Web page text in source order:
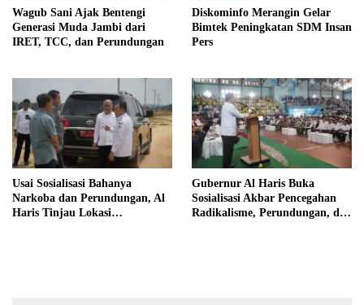
Wagub Sani Ajak Bentengi
Generasi Muda Jambi dari
IRET, TCC, dan Perundungan
Diskominfo Merangin Gelar
Bimtek Peningkatan SDM Insan
Pers
Usai Sosialisasi Bahanya
Narkoba dan Perundungan, Al
Haris Tinjau Lokasi
Gubernur Al Haris Buka
Sosialisasi Akbar Pencegahan
Radikalisme, Perundungan, dan